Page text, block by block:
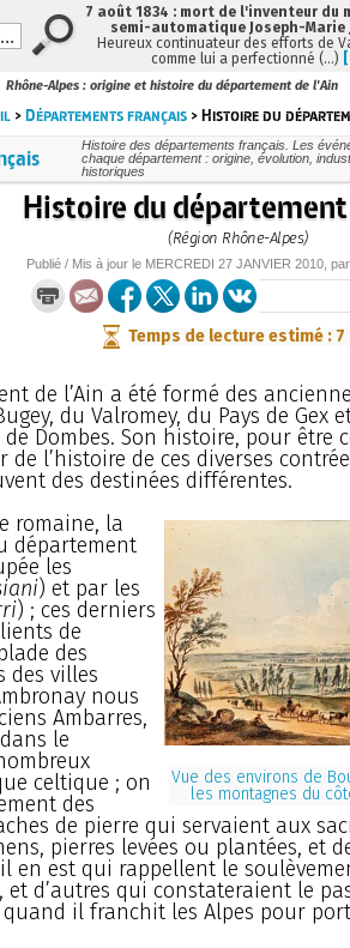
Rhône-Alpes : origine et histoire du département de l'Ain
>Départements français > Histoire du
Histoire des départements français. Les
chaque département : origine, évolution,
historiques
Histoire du département
(Région Rhône-Alpes)
Publié / Mis à jour le MERCREDI 27 JANVIER 2010 ,
Temps de lecture estimé : 7
de l’Ain a été formé des
du Valromey, du Pays de Gex
Dombes. Son histoire, pour être
de l’histoire de ces diverses
des destinées différentes.
Vue des environs de
les montagnes du
romaine, la
département
les
) et par les
) ; ces derniers
de
des
des villes
nous
Ambarres,
le
celtique ; on
des
de pierre qui servaient aux
pierres levées ou plantées, et
en est qui rappellent le
et d’autres qui constateraient le
quand il franchit les Alpes pour
7 août 1834 : mort de l'inventeur du
semi-automatique Joseph-Marie
Heureux continuateur des efforts de
comme lui a perfectionné (…)